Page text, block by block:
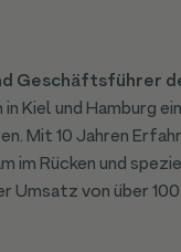
Geschäftsführer
Kiel und Hamburg
Mit 10 Jahren
im Rücken und
Umsatz von über